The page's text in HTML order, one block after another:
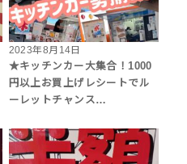
2023年8月14日
★キッチンカー大集合！1000
円以上お買上げレシートでル
ーレットチャンス…